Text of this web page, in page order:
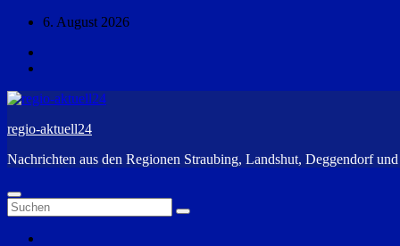
Zum
springen
6. August 2026
regio-aktuell24
Nachrichten aus den Regionen Straubing, Landshut, Deggendorf